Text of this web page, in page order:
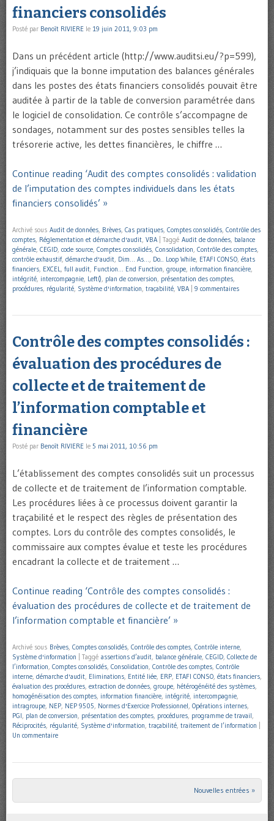
financiers consolidés
Posté par Benoît RIVIERE le 19 juin 2011, 9:03 pm
Dans un précédent article (http://www.auditsi.eu/?p=599),
j’indiquais que la bonne imputation des balances générales
dans les postes des états financiers consolidés pouvait être
auditée à partir de la table de conversion paramétrée dans
le logiciel de consolidation. Ce contrôle s’accompagne de
sondages, notamment sur des postes sensibles telles la
trésorerie active, les dettes financières, le chiffre …
Continue reading ‘Audit des comptes consolidés : validation
de l’imputation des comptes individuels dans les états
financiers consolidés’ »
Archivé sous Audit de données Brèves Cas pratiques Comptes consolidés Contrôle des
comptes Réglementation et démarche d'audit VBA Taggé Audit de données balance
générale CEGID code source Comptes consolidés Consolidation Contrôle des comptes
contrôle exhaustif, démarche d'audit Dim… As… Do... Loop While ETAFI CONSO états
financiers EXCEL full audit Function… End Function groupe information financière
intégrité intercompagnie Left() plan de conversion présentation des comptes
procédures régularité Système d'information traçabilité VBA 9 commentaires
Contrôle des comptes consolidés :
évaluation des procédures de
collecte et de traitement de
l’information comptable et
financière
Posté par Benoît RIVIERE le 5 mai 2011, 10:56 pm
L’établissement des comptes consolidés suit un processus
de collecte et de traitement de l’information comptable.
Les procédures liées à ce processus doivent garantir la
traçabilité et le respect des règles de présentation des
comptes. Lors du contrôle des comptes consolidés, le
commissaire aux comptes évalue et teste les procédures
encadrant la collecte et de traitement …
Continue reading ‘Contrôle des comptes consolidés :
évaluation des procédures de collecte et de traitement de
l’information comptable et financière’ »
Archivé sous Brèves, Comptes consolidés, Contrôle des comptes, Contrôle interne,
Système d'information
Taggé assertions d’audit, balance générale, CEGID, Collecte de
l’information, Comptes consolidés, Consolidation, Contrôle des comptes, Contrôle
interne, démarche d'audit, Eliminations, Entité liée, ERP, ETAFI CONSO, états financiers,
évaluation des procédures, extraction de données, groupe, hétérogénéité des systèmes,
homogénéisation des comptes, information financière, intégrité, intercompagnie,
intragroupe, NEP, NEP 9505, Normes d'Exercice Professionnel, Opérations internes,
PGI, plan de conversion, présentation des comptes, procédures, programme de travail,
Réciprocités, régularité, Système d'information, traçabilité, traitement de l’information
Un commentaire
Nouvelles entrées »